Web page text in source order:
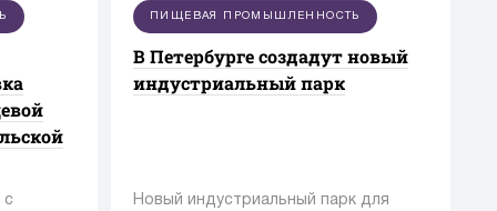
с
ПИЩЕВАЯ ПРОМЫШЛЕННОСТЬ
В Петербурге создадут новый
индустриальный парк
Новый индустриальный парк для